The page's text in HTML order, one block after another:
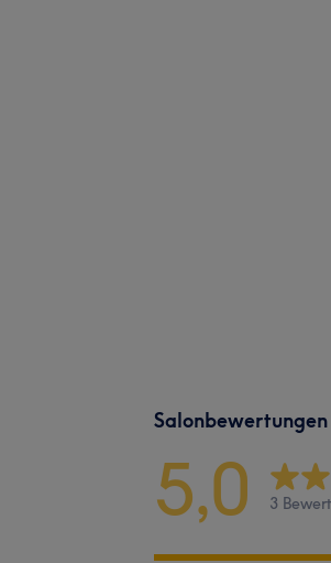
Salonbewertungen
5,0 3